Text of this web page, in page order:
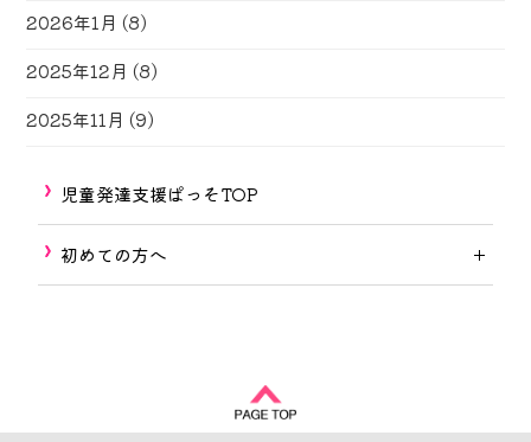
2026年1月 (8)
2025年12月 (8)
2025年11月 (9)
児童発達支援ぱっそTOP
初めての方へ